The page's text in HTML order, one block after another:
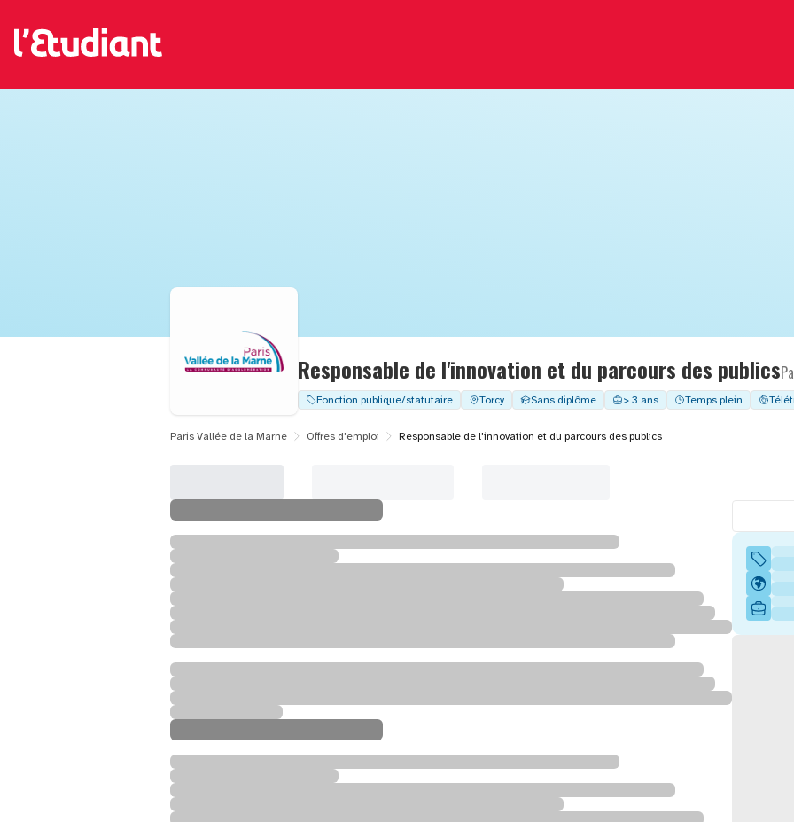
Responsable de l'innovation et du parcours des publics
Fonction publique/statutaire Torcy Sans diplôme > 3 ans Temps plein
Paris Vallée de la Marne Offres d'emploi Responsable de l'innovation et du parcours des publics